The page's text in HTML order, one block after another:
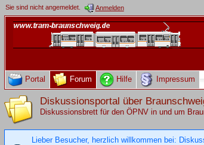
Sie sind nicht angemeldet. Anmelden
Portal Forum Hilfe Impressum
Diskussionsportal über
Diskussionsbrett für den ÖPNV in und um
Lieber Besucher, herzlich willkommen bei: